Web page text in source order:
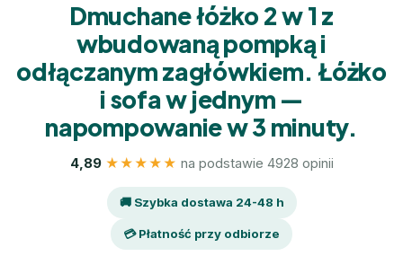
Dmuchane łóżko 2 w 1 z
wbudowaną pompką i
odłączanym zagłówkiem. Łóżko
i sofa w jednym —
napompowanie w 3 minuty.
4,89 ★★★★★ na podstawie 4928 opinii
🚚 Szybka dostawa 24-48 h
💳 Płatność przy odbiorze